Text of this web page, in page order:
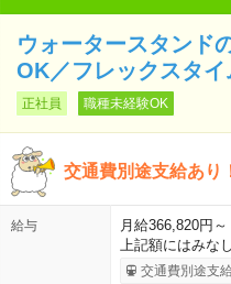
ウォータースタンド
OK／フレックスタイ
正社員 職種未経験OK
交通費別途支給あり
給与
月給366,820円～
上記額にはみな
交通費別途支